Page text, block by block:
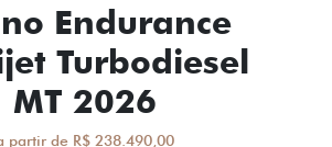
Endurance
Turbodiesel
MT 2026
partir de R$ 238.490,00